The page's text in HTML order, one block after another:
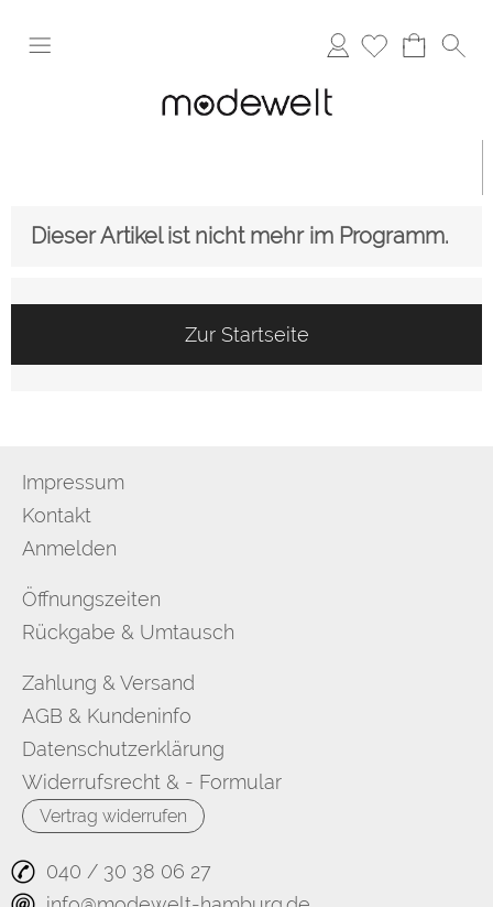
Anmelden
Dieser Artikel ist nicht mehr im Programm.
Zur Startseite
Impressum
Kontakt
Anmelden
Öffnungszeiten
Rückgabe & Umtausch
Zahlung & Versand
AGB & Kundeninfo
Datenschutzerklärung
Widerrufsrecht & - Formular
Vertrag widerrufen
040 / 30 38 06 27